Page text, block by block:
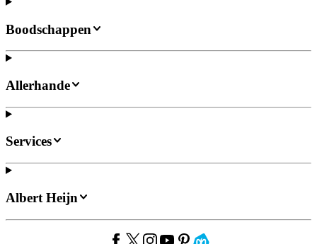
Boodschappen
Allerhande
Services
Albert Heijn